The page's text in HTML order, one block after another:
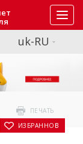
uk-RU
ПЕЧАТЬ
В ИЗБРАННОЕ
ВАННЫ: ШТОРА